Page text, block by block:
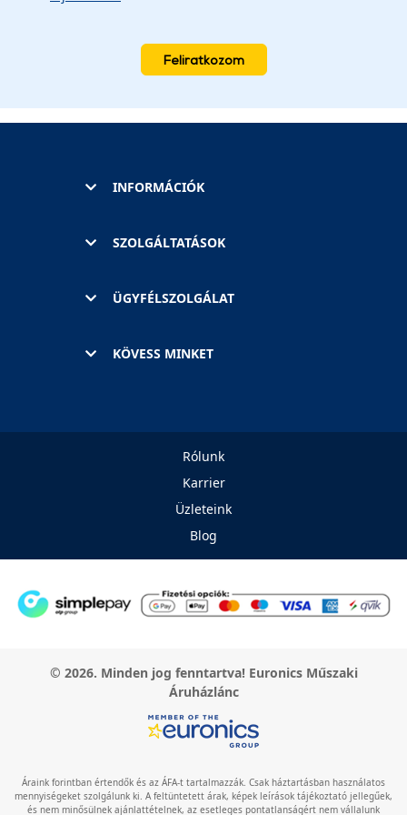
Feliratkozom
INFORMÁCIÓK
SZOLGÁLTATÁSOK
ÜGYFÉLSZOLGÁLAT
KÖVESS MINKET
Rólunk
Karrier
Üzleteink
Blog
© 2026. Minden jog fenntartva! Euronics Műszaki
Áruházlánc
Áraink forintban értendők és az ÁFA-t tartalmazzák. Csak háztartásban használatos
mennyiségeket szolgálunk ki. A feltüntetett árak, képek leírások tájékoztató jellegűek,
és nem minősülnek ajánlattételnek, az esetleges pontatlanságért nem vállalunk